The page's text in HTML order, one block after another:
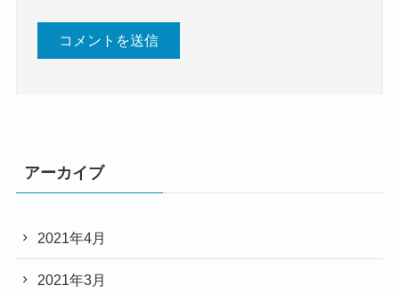
アーカイブ
2021年4月
2021年3月